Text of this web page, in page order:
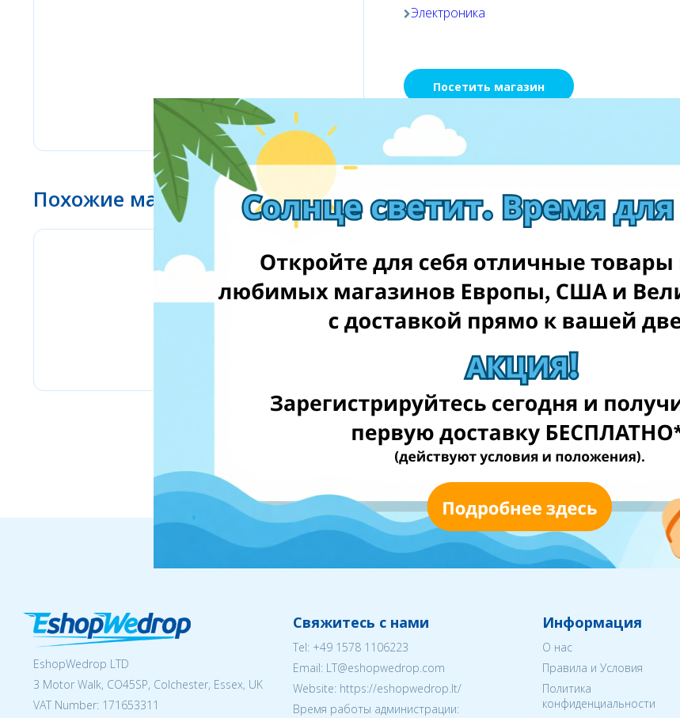
Электроника
Посетить магазин
Похожие магазины
EshopWedrop LTD
3 Motor Walk, CO45SP, Colchester, Essex, UK
VAT Number: 171653311
Свяжитесь с нами
Tel: +49 1578 1106223
Email: LT@eshopwedrop.com
Website: https://eshopwedrop.lt/
Время работы администрации:
Информация
О нас
Правила и Условия
Политика
конфиденциальности